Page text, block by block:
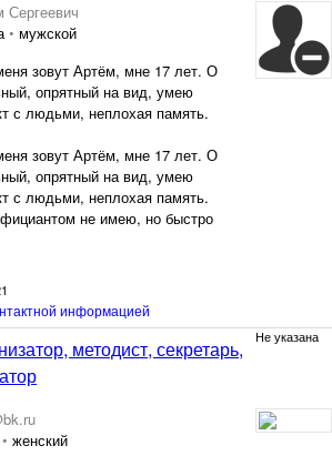
Сергеевич
• мужской
зовут Артём, мне 17 лет. О
опрятный на вид, умею
с людьми, неплохая память.
зовут Артём, мне 17 лет. О
опрятный на вид, умею
с людьми, неплохая память.
не имею, но быстро
информацией
методист, секретарь,
Не указана
• женский